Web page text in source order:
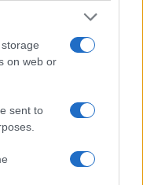
on web or
sent to
quella che
. Per settimane
alla
tesi rilanciata
Peccato che
del 1991, disse
che (i